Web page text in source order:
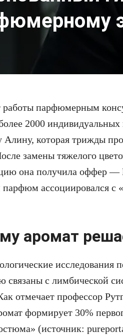
работы парфюмерным
2000
Алину, которая трижды
замены тяжелого
она получила оффер —
ассоциировался с
аромат
исследования
связаны с лимбической
отмечает профессор
формирует 30%
(источник: